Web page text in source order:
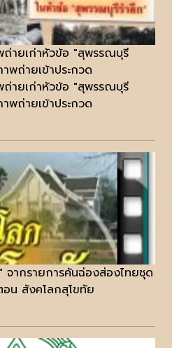
ถ่ายเก่าหัวข้อ "สุพรรณบุรี
พถ่ายเข้าประกวด
ถ่ายเก่าหัวข้อ "สุพรรณบุรี
พถ่ายเข้าประกวด
ากรายการคันฉ่องส่องไทยชุด
น สังคโลกสุโขทัย